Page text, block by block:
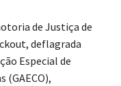
de Justiça de
deflagrada
Especial de
(GAECO),